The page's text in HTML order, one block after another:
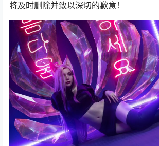
将及时删除并致以深切的歉意！